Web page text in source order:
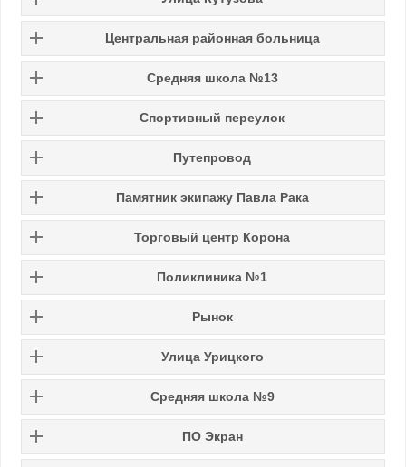
Центральная районная больница
Средняя школа №13
Спортивный переулок
Путепровод
Памятник экипажу Павла Рака
Торговый центр Корона
Поликлиника №1
Рынок
Улица Урицкого
Средняя школа №9
ПО Экран